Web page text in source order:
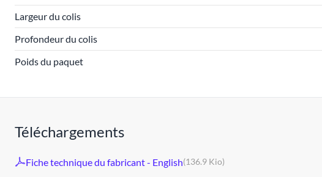
Largeur du colis
Profondeur du colis
Poids du paquet
Téléchargements
Fiche technique du fabricant - English(136.9 Kio)